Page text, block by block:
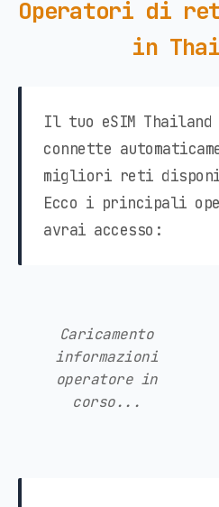
Operatori di
in
Il tuo eSIM
connette
migliori reti
Ecco i principali
avrai accesso:
Caricamento
informazioni
operatore in
corso...